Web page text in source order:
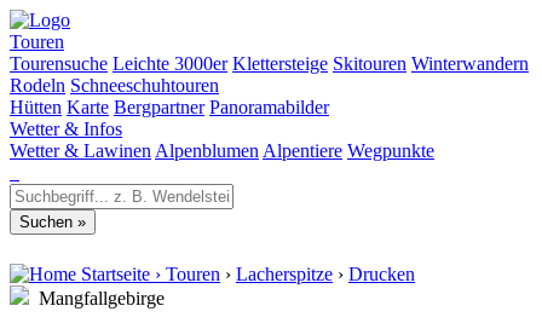
Touren
Tourensuche Leichte 3000er Klettersteige Skitouren Winterwandern
Rodeln Schneeschuhtouren
Hütten Karte Bergpartner Panoramabilder
Wetter & Infos
Wetter & Lawinen Alpenblumen Alpentiere Wegpunkte
Startseite › Touren › Lacherspitze › Drucken
Mangfallgebirge